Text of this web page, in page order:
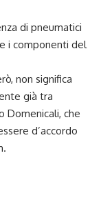
di pneumatici
i componenti del
non significa
già tra
Domenicali, che
d’accordo